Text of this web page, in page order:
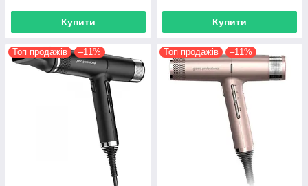
Купити Купити
Топ продажів –11% Топ продажів –11%